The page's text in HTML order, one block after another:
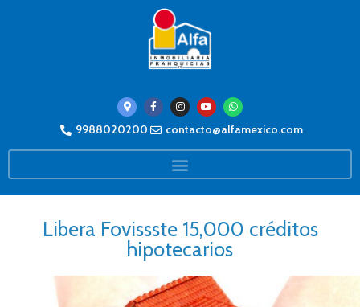
9988020200 contacto@alfamexico.com
Libera Fovissste 15,000 créditos
hipotecarios